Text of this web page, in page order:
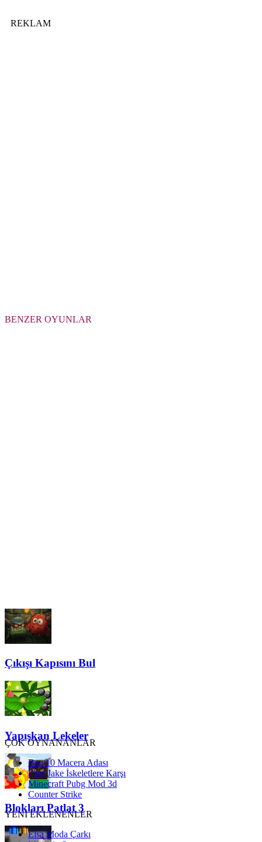
REKLAM
BENZER OYUNLAR
Çıkışı Kapısını Bul
Yapışkan Lekeler
Blokları Patlat 3
ÇOK OYNANANLAR
Ben 10 Macera Adası
Finn Jake İskeletlere Karşı
Minecraft Pubg Mod 3d
Counter Strike
YENİ EKLENENLER
Elsa Moda Çarkı